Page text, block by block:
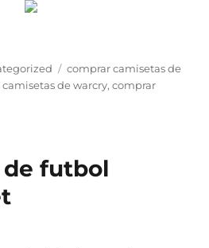
Etiquetas
comprar camisetas de
de warcry,comprar
futbol